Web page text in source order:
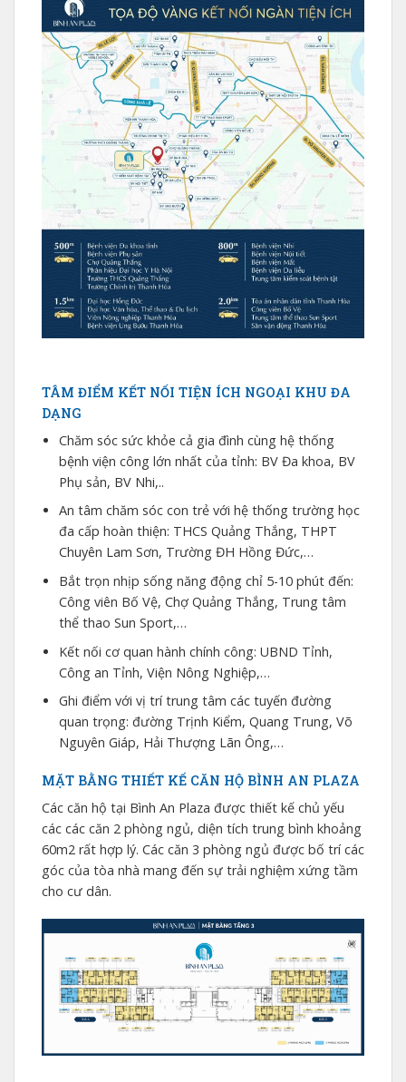
TÂM ĐIỂM KẾT NỐI TIỆN ÍCH NGOẠI KHU ĐA
DẠNG
Chăm sóc sức khỏe cả gia đình cùng hệ thống
bệnh viện công lớn nhất của tỉnh: BV Đa khoa, BV
Phụ sản, BV Nhi,..
An tâm chăm sóc con trẻ với hệ thống trường học
đa cấp hoàn thiện: THCS Quảng Thắng, THPT
Chuyên Lam Sơn, Trường ĐH Hồng Đức,…
Bắt trọn nhịp sống năng động chỉ 5-10 phút đến:
Công viên Bố Vệ, Chợ Quảng Thắng, Trung tâm
thể thao Sun Sport,…
Kết nối cơ quan hành chính công: UBND Tỉnh,
Công an Tỉnh, Viện Nông Nghiệp,…
Ghi điểm với vị trí trung tâm các tuyến đường
quan trọng: đường Trịnh Kiểm, Quang Trung, Võ
Nguyên Giáp, Hải Thượng Lãn Ông,…
MẶT BẰNG THIẾT KẾ CĂN HỘ BÌNH AN PLAZA
Các căn hộ tại Bình An Plaza được thiết kế chủ yếu
các các căn 2 phòng ngủ, diện tích trung bình khoảng
60m2 rất hợp lý. Các căn 3 phòng ngủ được bố trí các
góc của tòa nhà mang đến sự trải nghiệm xứng tầm
cho cư dân.